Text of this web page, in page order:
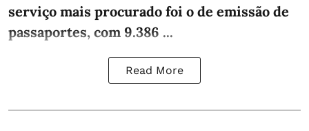
serviço mais procurado foi o de emissão de
passaportes, com 9.386 ...
Read More